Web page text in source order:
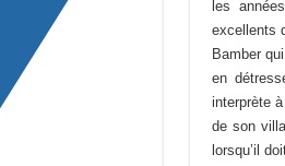
les
excellents
Bamber
en
interprète
de son
lorsqu’il